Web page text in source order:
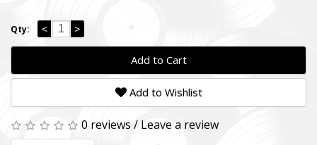
Qty: < >
Add to Cart
Add to Wishlist
0 reviews / Leave a review
розвідки.
The Foundation purchases equipment that helps saving
the lives of the military, including thermal imaging optics,
quadcopters, cars, security, and intelligence systems.
Благодійний фонд Сергія Притули
Charity Foundation Serhiy Prytula